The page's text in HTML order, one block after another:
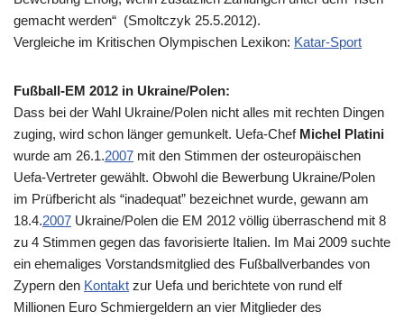
gemacht werden“ (Smoltczyk 25.5.2012).
Vergleiche im Kritischen Olympischen Lexikon: Katar-Sport
Fußball-EM 2012 in Ukraine/Polen:
Dass bei der Wahl Ukraine/Polen nicht alles mit rechten Dingen
zuging, wird schon länger gemunkelt. Uefa-Chef Michel Platini
wurde am 26.1.2007 mit den Stimmen der osteuropäischen
Uefa-Vertreter gewählt. Obwohl die Bewerbung Ukraine/Polen
im Prüfbericht als “inadequat” bezeichnet wurde, gewann am
18.4.2007 Ukraine/Polen die EM 2012 völlig überraschend mit 8
zu 4 Stimmen gegen das favorisierte Italien. Im Mai 2009 suchte
ein ehemaliges Vorstandsmitglied des Fußballverbandes von
Zypern den Kontakt zur Uefa und berichtete von rund elf
Millionen Euro Schmiergeldern an vier Mitglieder des